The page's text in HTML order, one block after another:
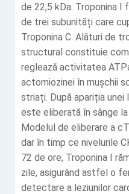
de 22,5 kDa. Troponina
de trei subunități care
Troponina C. Alături de
structural constituie
reglează activitatea
actomiozinei în mușchii
striați. După apariția unei
este eliberată în sânge
Modelul de eliberare a
dar în timp ce nivelurile
72 de ore, Troponina I
zile, asigurând astfel o
detectare a leziunilor